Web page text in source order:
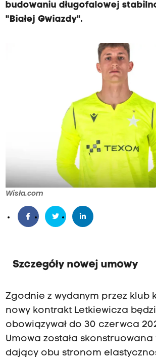
budowaniu długofalowej
"Białej Gwiazdy".
Wisła.com
Szczegóły nowej umowy
Zgodnie z wydanym przez klub
nowy kontrakt Letkiewicza
obowiązywał do 30 czerwca
Umowa została skonstruowana
dający obu stronom